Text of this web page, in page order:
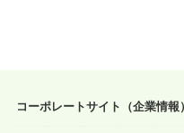
コーポレートサイト（企業情報）